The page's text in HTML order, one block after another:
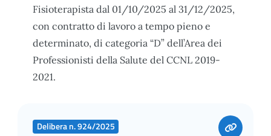
Fisioterapista dal 01/10/2025 al 31/12/2025,
con contratto di lavoro a tempo pieno e
determinato, di categoria “D” dell’Area dei
Professionisti della Salute del CCNL 2019-
2021.
Delibera n. 924/2025